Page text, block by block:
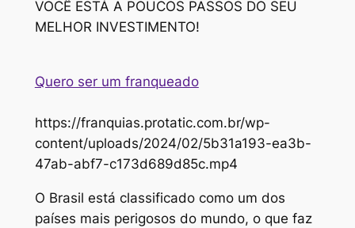
VOCÊ ESTÁ A POUCOS PASSOS DO SEU
MELHOR INVESTIMENTO!
Quero ser um franqueado
https://franquias.protatic.com.br/wp-
content/uploads/2024/02/5b31a193-ea3b-
47ab-abf7-c173d689d85c.mp4
O Brasil está classificado como um dos
países mais perigosos do mundo, o que faz